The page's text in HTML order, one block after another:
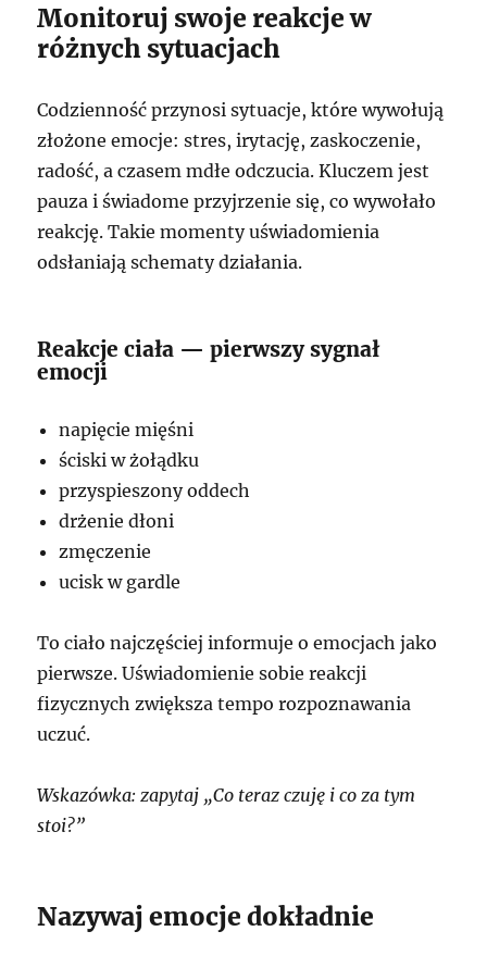
Monitoruj swoje reakcje w
różnych sytuacjach
Codzienność przynosi sytuacje, które wywołują
złożone emocje: stres, irytację, zaskoczenie,
radość, a czasem mdłe odczucia. Kluczem jest
pauza i świadome przyjrzenie się, co wywołało
reakcję. Takie momenty uświadomienia
odsłaniają schematy działania.
Reakcje ciała — pierwszy sygnał
emocji
napięcie mięśni
ściski w żołądku
przyspieszony oddech
drżenie dłoni
zmęczenie
ucisk w gardle
To ciało najczęściej informuje o emocjach jako
pierwsze. Uświadomienie sobie reakcji
fizycznych zwiększa tempo rozpoznawania
uczuć.
Wskazówka: zapytaj „Co teraz czuję i co za tym
stoi?”
Nazywaj emocje dokładnie